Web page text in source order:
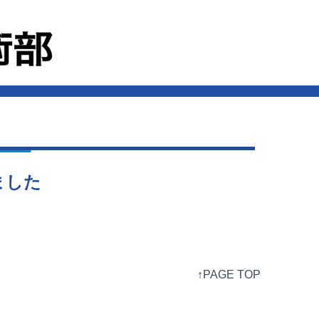
した
↑PAGE TOP